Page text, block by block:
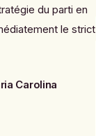
du parti en
le strict
Carolina